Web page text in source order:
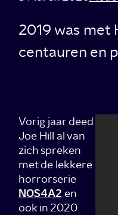
2019 was met
centauren en
Vorig jaar deed
Joe Hill al van
zich spreken
met de lekkere
horrorserie
NOS4A2 en
ook in 2020